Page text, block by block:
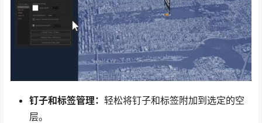
钉子和标签管理： 轻松将钉子和标签附加到选定的空
层。